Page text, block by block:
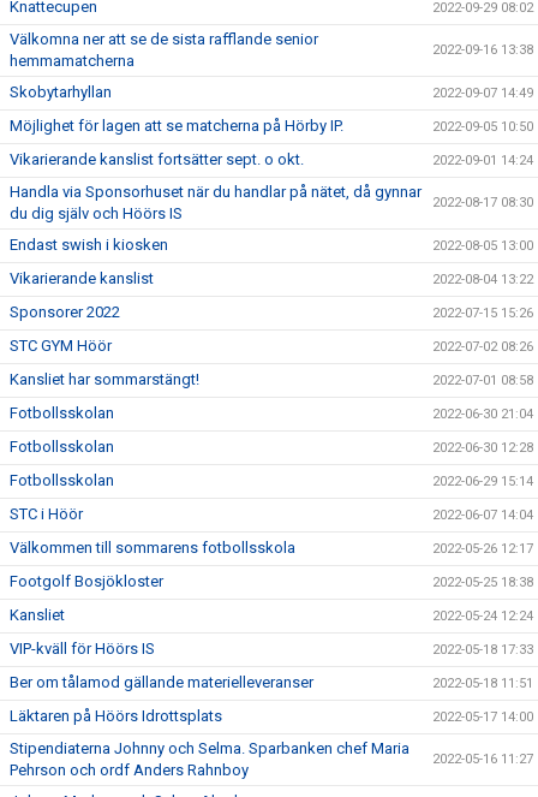
Knattecupen 2022-09-29 08:02
Välkomna ner att se de sista rafflande senior
hemmamatcherna
2022-09-16 13:38
Skobytarhyllan 2022-09-07 14:49
Möjlighet för lagen att se matcherna på Hörby IP. 2022-09-05 10:50
Vikarierande kanslist fortsätter sept. o okt. 2022-09-01 14:24
Handla via Sponsorhuset när du handlar på nätet, då gynnar
du dig själv och Höörs IS
2022-08-17 08:30
Endast swish i kiosken 2022-08-05 13:00
Vikarierande kanslist 2022-08-04 13:22
Sponsorer 2022 2022-07-15 15:26
STC GYM Höör 2022-07-02 08:26
Kansliet har sommarstängt! 2022-07-01 08:58
Fotbollsskolan 2022-06-30 21:04
Fotbollsskolan 2022-06-30 12:28
Fotbollsskolan 2022-06-29 15:14
STC i Höör 2022-06-07 14:04
Välkommen till sommarens fotbollsskola 2022-05-26 12:17
Footgolf Bosjökloster 2022-05-25 18:38
Kansliet 2022-05-24 12:24
VIP-kväll för Höörs IS 2022-05-18 17:33
Ber om tålamod gällande materielleveranser 2022-05-18 11:51
Läktaren på Höörs Idrottsplats 2022-05-17 14:00
Stipendiaterna Johnny och Selma. Sparbanken chef Maria
Pehrson och ordf Anders Rahnboy
2022-05-16 11:27